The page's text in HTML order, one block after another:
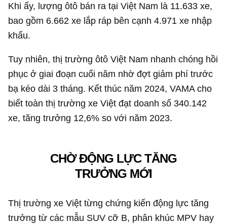
Khi ấy, lượng ôtô bán ra tại Việt Nam là 11.633 xe,
bao gồm 6.662 xe lắp ráp bên cạnh 4.971 xe nhập
khẩu.
Tuy nhiên, thị trường ôtô Việt Nam nhanh chóng hồi
phục ở giai đoạn cuối năm nhờ đợt giảm phí trước
bạ kéo dài 3 tháng. Kết thúc năm 2024, VAMA cho
biết toàn thị trường xe Việt đạt doanh số 340.142
xe, tăng trưởng 12,6% so với năm 2023.
CHỜ ĐỘNG LỰC TĂNG
TRƯỞNG MỚI
Thị trường xe Việt từng chứng kiến động lực tăng
trưởng từ các mẫu SUV cỡ B, phân khúc MPV hay